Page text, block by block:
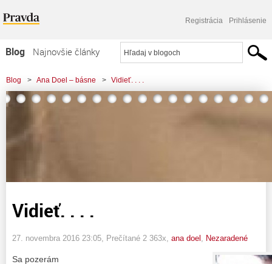
Registrácia Prihlásenie
Blog
Najnovšie články
Najčítanejšie články
Najkomentovanejšie články
Komerčné blogy
Blog > Ana Doel – básne > Vidieť. . . .
Vidieť. . . .
27. novembra 2016 23:05 , Prečítané 2 363x, ana doel Nezaradené
Sa pozerám